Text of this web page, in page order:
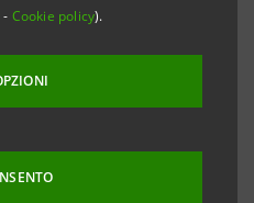
- Cookie policy).
per implementare
2025.
e Ceo di Comec,
Sgr e già Presidente